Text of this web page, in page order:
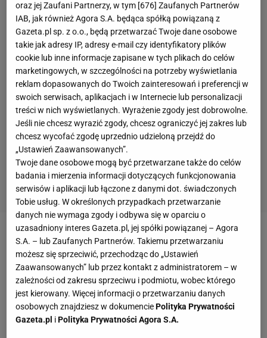
Zobacz wideoJakub Kosecki: Ja się już nie nadaję
na poważną piłkę
W poprzednim sezonie Polonia ledwo utrzymała się
na zapleczu ekstraklasy, a obecny zaczęła
koszmarnie. Mimo to dziś ma za sobą serię 10.
oraz jej Zaufani Partnerzy, w tym [676] Zaufanych Partnerów
IAB, jak również Agora S.A. będąca spółką powiązaną z
Gazeta.pl sp. z o.o., będą przetwarzać Twoje dane osobowe
takie jak adresy IP, adresy e-mail czy identyfikatory plików
cookie lub inne informacje zapisane w tych plikach do celów
marketingowych, w szczególności na potrzeby wyświetlania
reklam dopasowanych do Twoich zainteresowań i preferencji w
swoich serwisach, aplikacjach i w Internecie lub personalizacji
treści w nich wyświetlanych. Wyrażenie zgody jest dobrowolne.
Jeśli nie chcesz wyrazić zgody, chcesz ograniczyć jej zakres lub
chcesz wycofać zgodę uprzednio udzieloną przejdź do
„Ustawień Zaawansowanych”.
Twoje dane osobowe mogą być przetwarzane także do celów
badania i mierzenia informacji dotyczących funkcjonowania
serwisów i aplikacji lub łączone z danymi dot. świadczonych
Tobie usług. W określonych przypadkach przetwarzanie
danych nie wymaga zgody i odbywa się w oparciu o
uzasadniony interes Gazeta.pl, jej spółki powiązanej – Agora
S.A. – lub Zaufanych Partnerów. Takiemu przetwarzaniu
możesz się sprzeciwić, przechodząc do „Ustawień
Zaawansowanych” lub przez kontakt z administratorem – w
zależności od zakresu sprzeciwu i podmiotu, wobec którego
jest kierowany. Więcej informacji o przetwarzaniu danych
osobowych znajdziesz w dokumenciePolityka Prywatności
Gazeta.pl iPolityka Prywatności Agora S.A.